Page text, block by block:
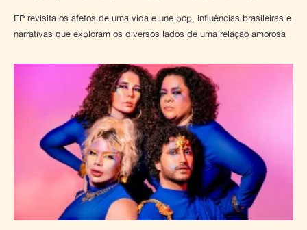
EP revisita os afetos de uma vida e une pop, influências brasileiras e
narrativas que exploram os diversos lados de uma relação amorosa